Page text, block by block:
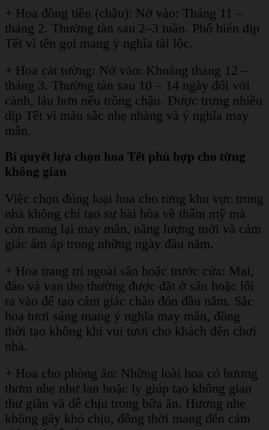
+ Hoa đồng tiền (chậu): Nở vào: Tháng 11 –
tháng 2. Thường tàn sau 2–3 tuần. Phổ biến dịp
Tết vì tên gọi mang ý nghĩa tài lộc.
+ Hoa cát tường: Nở vào: Khoảng tháng 12 –
tháng 3. Thường tàn sau 10 – 14 ngày đối với
cành, lâu hơn nếu trồng chậu. Được trưng nhiều
dịp Tết vì màu sắc nhẹ nhàng và ý nghĩa may
mắn.
Bí quyết lựa chọn hoa Tết phù hợp cho từng
không gian
Việc chọn đúng loại hoa cho từng khu vực trong
nhà không chỉ tạo sự hài hòa về thẩm mỹ mà
còn mang lại may mắn, năng lượng mới và cảm
giác ấm áp trong những ngày đầu năm.
+ Hoa trang trí ngoài sân hoặc trước cửa: Mai,
đào và vạn thọ thường được đặt ở sân hoặc lối
ra vào để tạo cảm giác chào đón đầu năm. Sắc
hoa tươi sáng mang ý nghĩa may mắn, đồng
thời tạo không khí vui tươi cho khách đến chơi
nhà.
+ Hoa cho phòng ăn: Những loài hoa có hương
thơm nhẹ như lan hoặc ly giúp tạo không gian
thư giãn và dễ chịu trong bữa ăn. Hương nhẹ
không gây khó chịu, đồng thời mang đến cảm